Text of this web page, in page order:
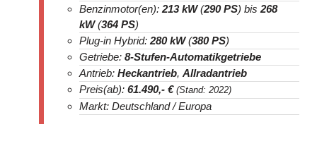
Benzinmotor(en):213 kW(290 PS) bis268
kW(364 PS)
Plug-in Hybrid:280 kW(380 PS)
Getriebe: 8-Stufen-Automatikgetriebe
Antrieb: Heckantrieb, Allradantrieb
Preis(ab): 61.490,- € (Stand: 2022)
Markt: Deutschland / Europa